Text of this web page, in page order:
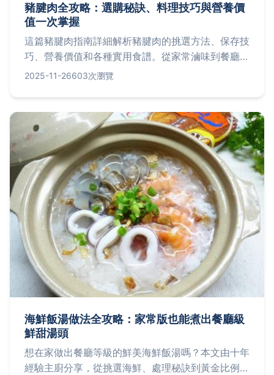
豬腱肉全攻略：選購秘訣、料理技巧與營養價
值一次掌握
這篇豬腱肉指南詳細解析豬腱肉的挑選方法、保存技
巧、營養價值和各種實用食譜。從家常滷味到餐廳級
料理，教你如何活用豬腱肉，解決烹飪難題。內含常
決策。
2025-11-26603次瀏覽
海鮮飯湯做法全攻略：家常版也能煮出餐廳級
鮮甜湯頭
想在家做出餐廳等級的鮮美海鮮飯湯嗎？本文由十年
經驗主廚分享，從挑選海鮮、處理秘訣到黃金比例湯